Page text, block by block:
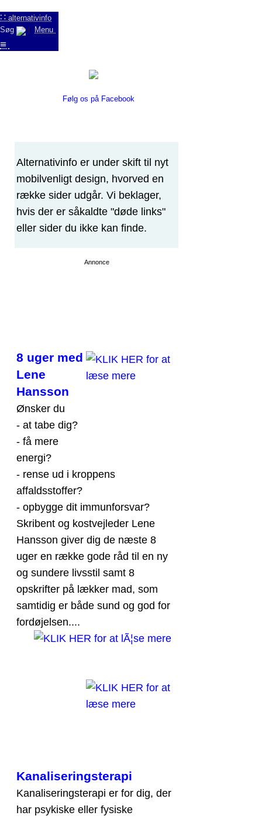
∷ alternativinfo
Søg
Menu
≡
Følg os på Facebook
Alternativinfo er under skift til nyt
mobilvenligt design, hvorved en
række sider udgår. Vi beklager,
hvis der er såkaldte "døde links"
eller sider du ikke kan finde.
Annonce
8 uger med
Lene
Hansson
Ønsker du
- at tabe dig?
- få mere
energi?
- rense ud i kroppens
affaldsstoffer?
- opbygge dit immunforsvar?
Skribent og kostvejleder Lene
Hansson giver dig de næste 8
uger en række gode råd til en ny
og sundere livsstil samt 8
opskrifter på lækker mad, som
samtidig er både sund og god for
fordøjelsen....
Kanaliseringsterapi
Kanaliseringsterapi er for dig, der
har psykiske eller fysiske